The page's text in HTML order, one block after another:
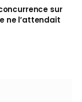
sur
ne l’attendait